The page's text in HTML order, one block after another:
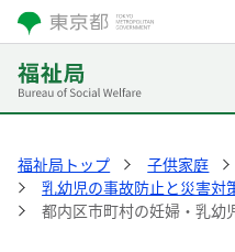
福祉局トップ 子供家庭
乳幼児の事故防止と災害対
都内区市町村の妊婦・乳幼